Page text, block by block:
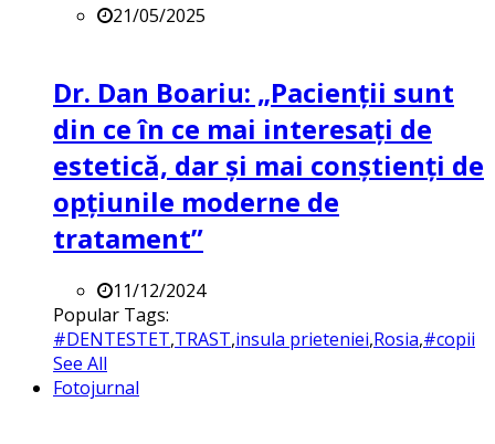
21/05/2025
Dr. Dan Boariu: „Pacienții sunt
din ce în ce mai interesați de
estetică, dar și mai conștienți de
opțiunile moderne de
tratament”
11/12/2024
Popular Tags:
#DENTESTET,TRAST,insula prieteniei,Rosia,#copii
See All
Fotojurnal